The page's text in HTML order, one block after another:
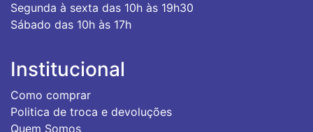
Segunda à sexta das 10h às 19h30
Sábado das 10h às 17h
Institucional
Como comprar
Politica de troca e devoluções
Quem Somos